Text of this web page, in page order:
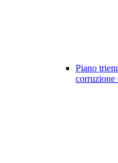
Piano
corruzione